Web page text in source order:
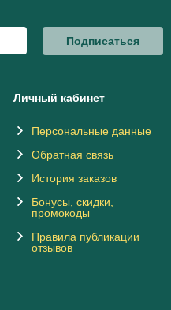
Подписаться
Личный кабинет
Персональные данные
Обратная связь
История заказов
Бонусы, скидки,
промокоды
Правила публикации
отзывов